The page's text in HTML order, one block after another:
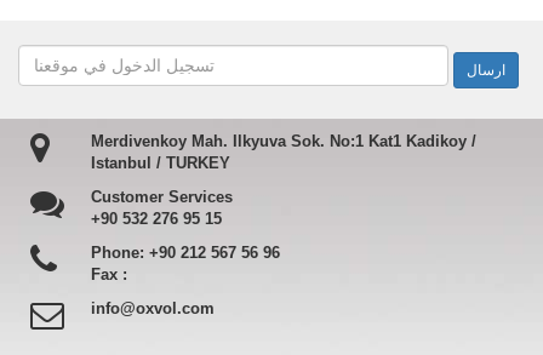
Merdivenkoy Mah. Ilkyuva Sok. No:1 Kat1 Kadikoy /
Istanbul / TURKEY
Customer Services
+90 532 276 95 15
Phone: +90 212 567 56 96
Fax :
info@oxvol.com